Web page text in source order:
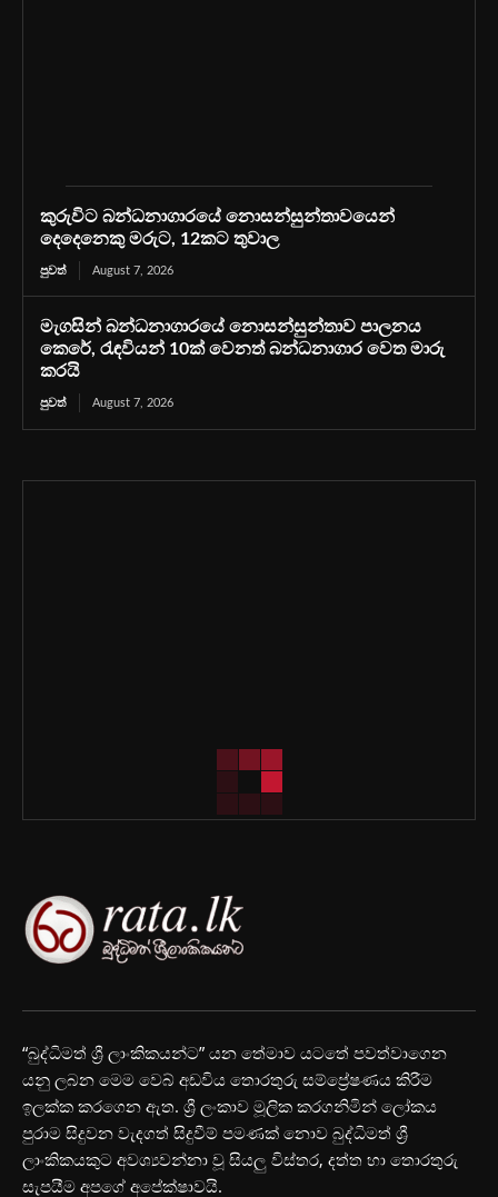
කුරුවිට බන්ධනාගාරයේ නොසන්සුන්තාවයෙන්
දෙදෙනෙකු මරුට, 12කට තුවාල
පුවත් August 7, 2026
මැගසින් බන්ධනාගාරයේ නොසන්සුන්තාව පාලනය
කෙරේ, රැඳවියන් 10ක් වෙනත් බන්ධනාගාර වෙත මාරු
කරයි
පුවත් August 7, 2026
“බුද්ධිමත් ශ්‍රී ලාංකිකයන්ට” යන තේමාව යටතේ පවත්වාගෙන
යනු ලබන මෙම වෙබ් අඩවිය තොරතුරු සම්ප්‍රේෂණය කිරීම
ඉලක්ක කරගෙන ඇත. ශ්‍රී ලංකාව මූලික කරගනිමින් ලෝකය
පුරාම සිදුවන වැදගත් සිදුවීම් පමණක් නොව බුද්ධිමත් ශ්‍රී
ලාංකිකයකුට අවශ්‍යවන්නා වූ සියලු විස්තර, දත්ත හා තොරතුරු
සැපයීම අපගේ අපේක්ෂාවයි.